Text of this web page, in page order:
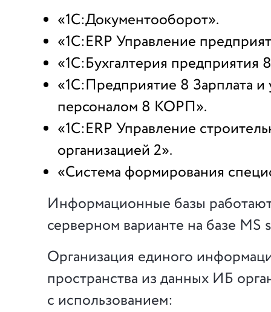
«1С:Документооборот».
«1С:ERP Управление
«1С:Бухгалтерия
«1С:Предприятие 8 Зарплата и
персоналом 8 КОРП».
«1C:ERP Управление
организацией 2».
«Система формирования
Информационные базы
серверном варианте на базе MS
Организация единого
пространства из данных ИБ
с использованием: